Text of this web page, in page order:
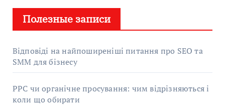
Полезные записи
Відповіді на найпоширеніші питання про SEO та
SMM для бізнесу
PPC чи органічне просування: чим відрізняються і
коли що обирати